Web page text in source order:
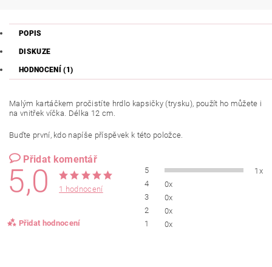
POPIS
DISKUZE
HODNOCENÍ (1)
Malým kartáčkem pročistíte hrdlo kapsičky (trysku), použít ho můžete i
na vnitřek víčka. Délka 12 cm.
Buďte první, kdo napíše příspěvek k této položce.
Přidat komentář
5,0 1 hodnocení
Přidat hodnocení
5
1x
4
0x
3
0x
2
0x
1
0x